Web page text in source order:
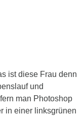
ist diese Frau denn
und
man Photoshop
in einer linksgrünen